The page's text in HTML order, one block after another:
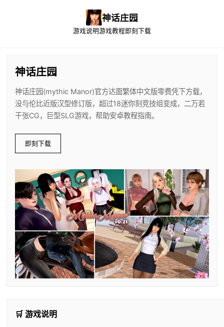
神话庄园
游戏说明游戏教程 即刻下载
神话庄园
神话庄园(mythic Manor)官方达面繁体中文版零费凭下方载，
没与伦比近版汉型修订版，超过18迷你刻竞技组变成，二万若
干张CG，巨型SLG游戏，帮助安卓教程指南。
即刻下载
🛒 游戏说明